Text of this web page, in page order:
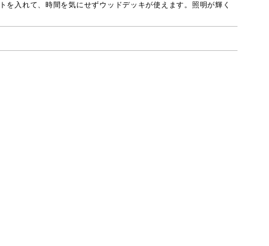
を入れて、時間を気にせずウッドデッキが使えます。照明が輝く